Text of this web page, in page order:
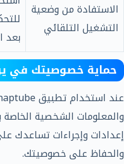
الاستفادة من وضعية
التشغيل التلقائي
بعد
حماية خصوصيتك في
إعدادات وإجراءات تساعدك
والحفاظ على خصوصيتك.